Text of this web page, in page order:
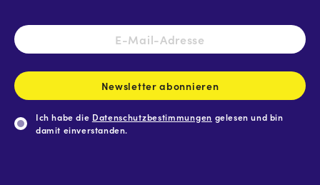
E-
Mail-
Newsletter abonnieren
Ich habe die Datenschutzbestimmungen gelesen und bin
damit einverstanden.